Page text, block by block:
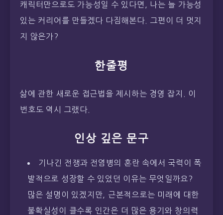
캐릭터만으로도 가능성일 수 있다면, 나는 늘 가능성
있는 커리어를 만들겠다 다짐해본다. 그편이 더 멋지
지 않은가?
한줄평
삶에 관한 새로운 접근법을 제시하는 경영 잡지. 이
번호도 역시 그랬다.
인상 깊은 문구
기나긴 전쟁과 전염병의 혼란 속에서 국력이 폭
발적으로 성장할 수 있었던 이유는 무엇일까요?
많은 설명이 있겠지만, 근본적으로는 미래에 대한
불확실성이 클수록 인간은 더 많은 용기와 창의력